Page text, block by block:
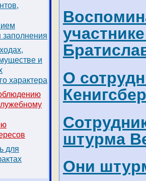
заполнения
и
характера
для
О
штурма
Они